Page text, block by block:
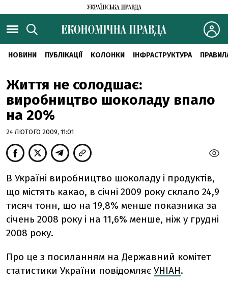
НОВИНИ ПУБЛІКАЦІЇ КОЛОНКИ ІНФРАСТРУКТУРА
Життя не солодшає:
виробництво шоколаду впало
на 20%
24 ЛЮТОГО 2009, 11:01
В Україні виробництво шоколаду і продуктів,
що містять какао, в січні 2009 року склало 24,9
тисяч тонн, що на 19,8% менше показника за
січень 2008 року і на 11,6% менше, ніж у грудні
2008 року.
Про це з посиланням на Державний комітет
статистики України повідомляє УНІАН.